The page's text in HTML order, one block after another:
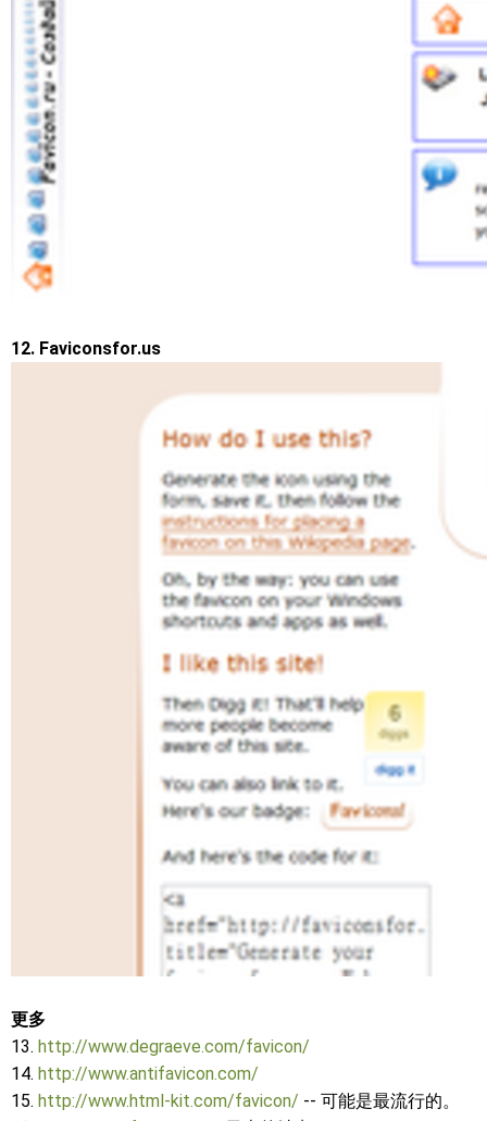
12. Faviconsfor.us
更多
13. http://www.degraeve.com/favicon/
14. http://www.antifavicon.com/
15. http://www.html-kit.com/favicon/ -- 可能是最流行的。